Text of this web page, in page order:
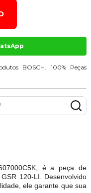
BOSCH. 100% Peças
é a peça de
120-LI. Desenvolvido
ele garante que sua